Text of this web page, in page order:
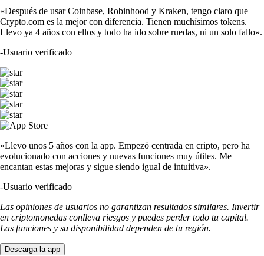
«Después de usar Coinbase, Robinhood y Kraken, tengo claro que
Crypto.com es la mejor con diferencia. Tienen muchísimos tokens.
Llevo ya 4 años con ellos y todo ha ido sobre ruedas, ni un solo fallo».
-Usuario verificado
«Llevo unos 5 años con la app. Empezó centrada en cripto, pero ha
evolucionado con acciones y nuevas funciones muy útiles. Me
encantan estas mejoras y sigue siendo igual de intuitiva».
-Usuario verificado
Las opiniones de usuarios no garantizan resultados similares. Invertir
en criptomonedas conlleva riesgos y puedes perder todo tu capital.
Las funciones y su disponibilidad dependen de tu región.
Descarga la app